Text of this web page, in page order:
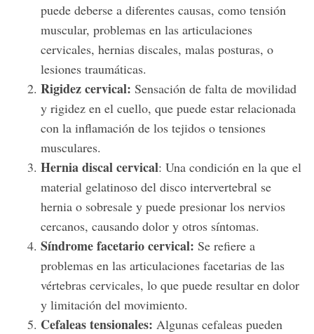
puede deberse a diferentes causas, como tensión
muscular, problemas en las articulaciones
cervicales, hernias discales, malas posturas, o
lesiones traumáticas.
Rigidez cervical: Sensación de falta de movilidad
y rigidez en el cuello, que puede estar relacionada
con la inflamación de los tejidos o tensiones
musculares.
Hernia discal cervical: Una condición en la que el
material gelatinoso del disco intervertebral se
hernia o sobresale y puede presionar los nervios
cercanos, causando dolor y otros síntomas.
Síndrome facetario cervical: Se refiere a
problemas en las articulaciones facetarias de las
vértebras cervicales, lo que puede resultar en dolor
y limitación del movimiento.
Cefaleas tensionales: Algunas cefaleas pueden